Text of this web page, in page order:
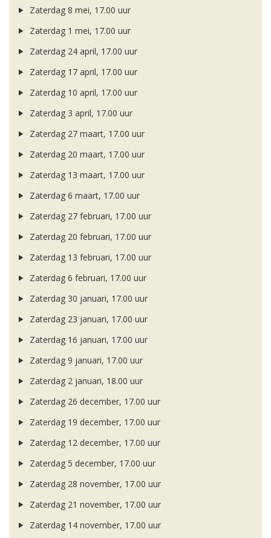
Zaterdag 8 mei, 17.00 uur
Zaterdag 1 mei, 17.00 uur
Zaterdag 24 april, 17.00 uur
Zaterdag 17 april, 17.00 uur
Zaterdag 10 april, 17.00 uur
Zaterdag 3 april, 17.00 uur
Zaterdag 27 maart, 17.00 uur
Zaterdag 20 maart, 17.00 uur
Zaterdag 13 maart, 17.00 uur
Zaterdag 6 maart, 17.00 uur
Zaterdag 27 februari, 17.00 uur
Zaterdag 20 februari, 17.00 uur
Zaterdag 13 februari, 17.00 uur
Zaterdag 6 februari, 17.00 uur
Zaterdag 30 januari, 17.00 uur
Zaterdag 23 januari, 17.00 uur
Zaterdag 16 januari, 17.00 uur
Zaterdag 9 januari, 17.00 uur
Zaterdag 2 januari, 18.00 uur
Zaterdag 26 december, 17.00 uur
Zaterdag 19 december, 17.00 uur
Zaterdag 12 december, 17.00 uur
Zaterdag 5 december, 17.00 uur
Zaterdag 28 november, 17.00 uur
Zaterdag 21 november, 17.00 uur
Zaterdag 14 november, 17.00 uur